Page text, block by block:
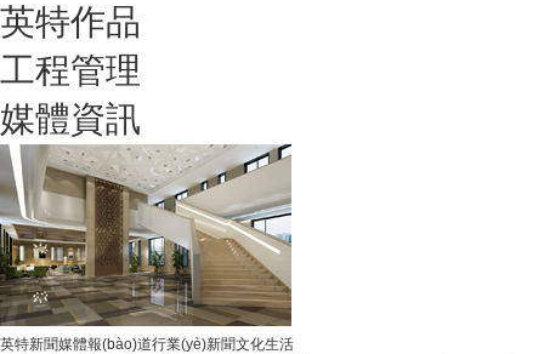
英特作品
工程管理
媒體資訊
英特新聞媒體報(bào)道行業(yè)新聞文化生活